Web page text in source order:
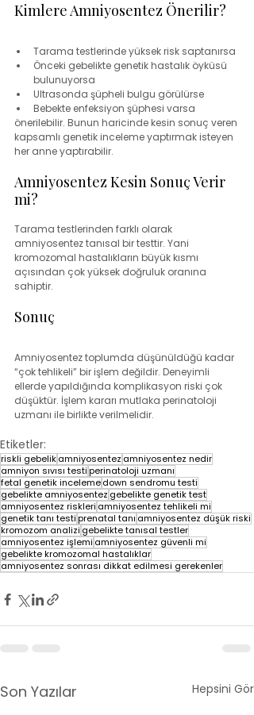
Kimlere Amniyosentez Önerilir?
Tarama testlerinde yüksek risk saptanırsa
Önceki gebelikte genetik hastalık öyküsü
bulunuyorsa
Ultrasonda şüpheli bulgu görülürse
Bebekte enfeksiyon şüphesi varsa
önerilebilir. Bunun haricinde kesin sonuç veren
kapsamlı genetik inceleme yaptırmak isteyen
her anne yaptırabilir.
Amniyosentez Kesin Sonuç Verir
mi?
Tarama testlerinden farklı olarak
amniyosentez tanısal bir testtir. Yani
kromozomal hastalıkların büyük kısmı
açısından çok yüksek doğruluk oranına
sahiptir.
Sonuç
Amniyosentez toplumda düşünüldüğü kadar
“çok tehlikeli” bir işlem değildir. Deneyimli
ellerde yapıldığında komplikasyon riski çok
düşüktür. İşlem kararı mutlaka perinatoloji
uzmanı ile birlikte verilmelidir.
Etiketler:
riskli gebelikamniyosentez amniyosentez nedir
amniyon sıvısı testiperinatoloji uzmanı
fetal genetik incelemedown sendromu testi
gebelikte amniyosentez gebelikte genetik test
amniyosentez riskleri amniyosentez tehlikeli mi
genetik tanı testiprenatal tanı amniyosentez düşük riski
kromozom analizi gebelikte tanısal testler
amniyosentez işlemi amniyosentez güvenli mi
gebelikte kromozomal hastalıklar
amniyosentez sonrası dikkat edilmesi gerekenler
Son Yazılar Hepsini Gör